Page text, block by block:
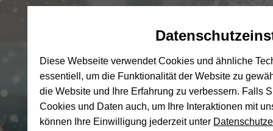
Automatische
vermeiden
zum
wechseln
zum
wechseln
zum
wechseln
Diese Webseite verwendet Cookies und ähnliche
essentiell, um die Funktionalität der Website zu
die Website und Ihre Erfahrung zu verbessern. Falls
Cookies und Daten auch, um Ihre Interaktionen mit
können Ihre Einwilligung jederzeit unter